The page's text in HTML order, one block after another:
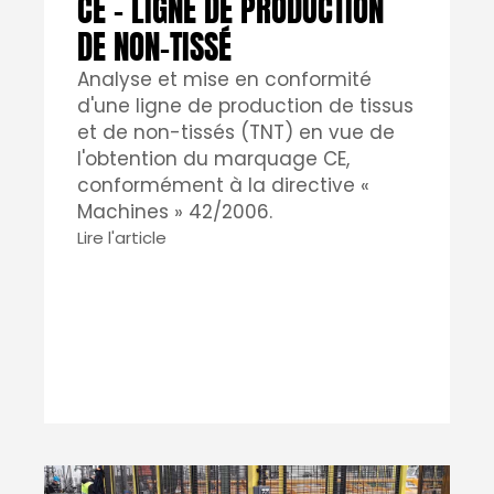
CE – LIGNE DE PRODUCTION
DE NON-TISSÉ
Analyse et mise en conformité
d'une ligne de production de tissus
et de non-tissés (TNT) en vue de
l'obtention du marquage CE,
conformément à la directive «
Machines » 42/2006.
Lire l'article